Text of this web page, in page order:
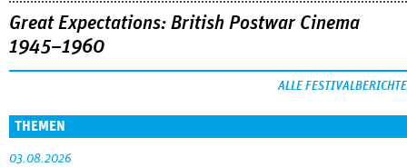
Great Expectations: British Postwar Cinema
1945–1960
ALLE FESTIVALBERICHTE
THEMEN
03.08.2026